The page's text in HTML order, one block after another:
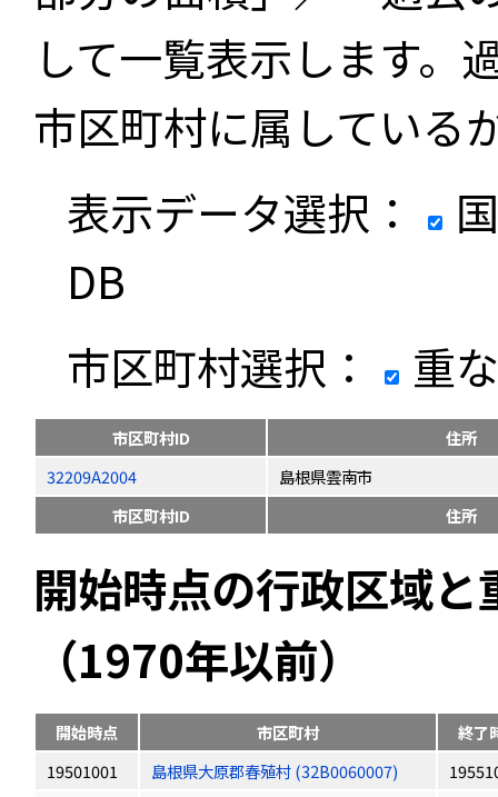
して一覧表示します。
市区町村に属している
表示データ選択：
DB
市区町村選択：
重
市区町村ID
住所
32209A2004
島根県雲南市
市区町村ID
住所
開始時点の行政区域
（1970年以前）
開始時点 市区町村
終了
19501001
島根県大原郡春殖村 (32B0060007)